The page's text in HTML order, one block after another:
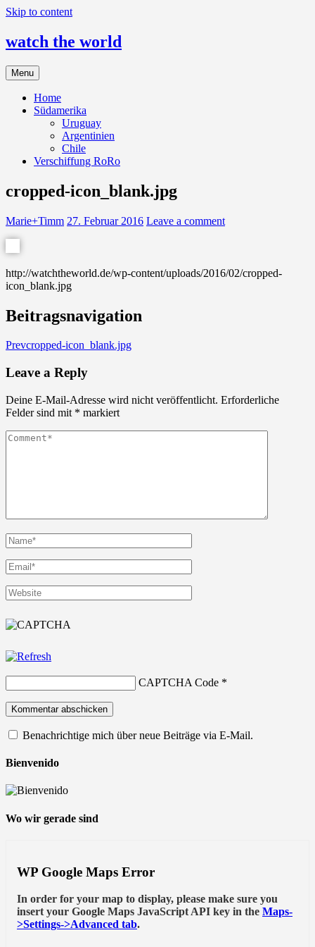
Skip to content
watch the world
Menu
Home
Südamerika
Uruguay
Argentinien
Chile
Verschiffung RoRo
cropped-icon_blank.jpg
Marie+Timm 27. Februar 2016 Leave a comment
http://watchtheworld.de/wp-content/uploads/2016/02/cropped-
icon_blank.jpg
Beitragsnavigation
Prevcropped-icon_blank.jpg
Leave a Reply
Deine E-Mail-Adresse wird nicht veröffentlicht. Erforderliche
Felder sind mit * markiert
CAPTCHA Code *
Benachrichtige mich über neue Beiträge via E-Mail.
Bienvenido
Wo wir gerade sind
WP Google Maps Error
In order for your map to display, please make sure you
insert your Google Maps JavaScript API key in the Maps-
>Settings->Advanced tab.